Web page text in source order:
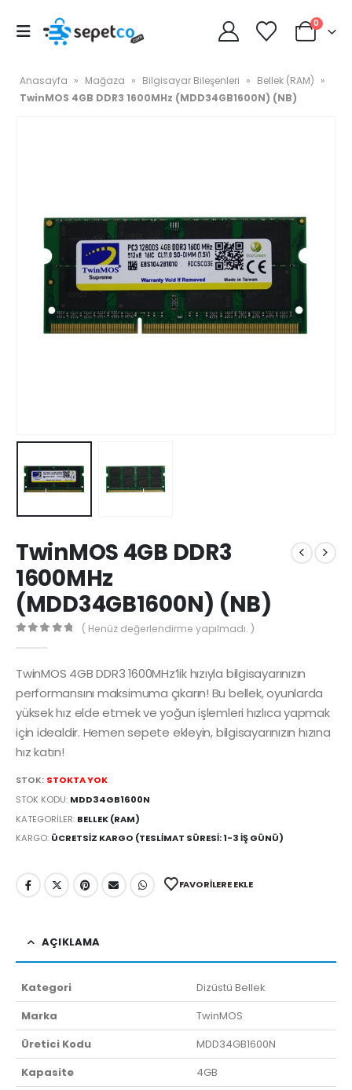
0
Anasayfa » Mağaza » Bilgisayar Bileşenleri » Bellek (RAM) »
TwinMOS 4GB DDR3 1600MHz (MDD34GB1600N) (NB)
TwinMOS 4GB DDR3
1600MHz
(MDD34GB1600N) (NB)
( Henüz değerlendirme yapılmadı. )
TwinMOS 4GB DDR3 1600MHz’lik hızıyla bilgisayarınızın
performansını maksimuma çıkarın! Bu bellek, oyunlarda
yüksek hız elde etmek ve yoğun işlemleri hızlıca yapmak
için idealdir. Hemen sepete ekleyin, bilgisayarınızın hızına
hız katın!
STOK: STOKTA YOK
STOK KODU: MDD34GB1600N
KATEGORILER: BELLEK (RAM)
KARGO: ÜCRETSIZ KARGO (TESLIMAT SÜRESI: 1-3 İŞ GÜNÜ)
FAVORILERE EKLE
AÇIKLAMA
Kategori
Dizüstü Bellek
Marka
TwinMOS
Üretici Kodu
MDD34GB1600N
Kapasite
4GB